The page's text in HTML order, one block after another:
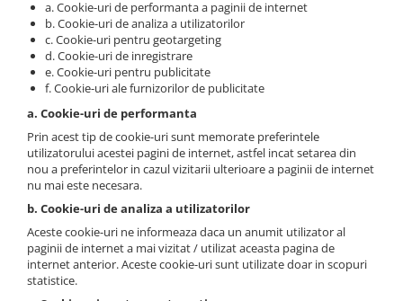
a. Cookie-uri de performanta a paginii de internet
b. Cookie-uri de analiza a utilizatorilor
c. Cookie-uri pentru geotargeting
d. Cookie-uri de inregistrare
e. Cookie-uri pentru publicitate
f. Cookie-uri ale furnizorilor de publicitate
a. Cookie-uri de performanta
Prin acest tip de cookie-uri sunt memorate preferintele
utilizatorului acestei pagini de internet, astfel incat setarea din
nou a preferintelor in cazul vizitarii ulterioare a paginii de internet
nu mai este necesara.
b. Cookie-uri de analiza a utilizatorilor
Aceste cookie-uri ne informeaza daca un anumit utilizator al
paginii de internet a mai vizitat / utilizat aceasta pagina de
internet anterior. Aceste cookie-uri sunt utilizate doar in scopuri
statistice.